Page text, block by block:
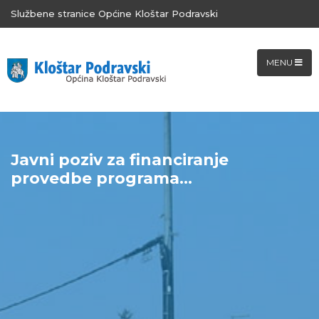
Službene stranice Općine Kloštar Podravski
MENU
Javni poziv za financiranje
provedbe programa...